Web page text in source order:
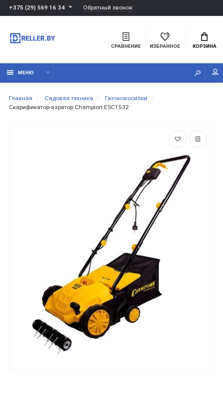
+375 (29) 569 16 34 Обратный звонок
СРАВНЕНИЕ ИЗБРАННОЕ КОРЗИНА
МЕНЮ
Главная Садовая техника
Газонокосилки
Скарификатор-аэратор Champion ESC1532